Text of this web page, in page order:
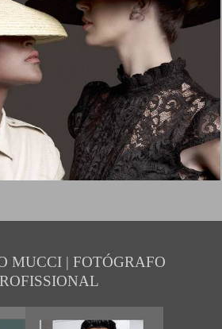
MUCCI | FOTÓGRAFO